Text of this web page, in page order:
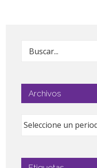
Buscar:
Archivos